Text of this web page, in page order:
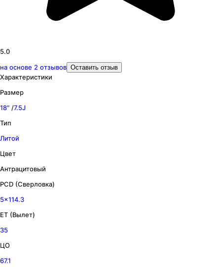
5.0
на основе 2 отзывов Оставить отзыв
Характеристики
Размер
18″ /7.5J
Тип
Литой
Цвет
Антрацитовый
PCD (Сверловка)
5x114.3
ET (Вылет)
35
ЦО
67.1